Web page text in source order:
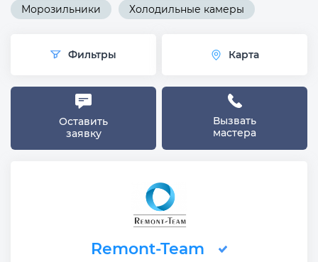
Морозильники Холодильные камеры
Фильтры Карта
Оставить
заявку
Вызвать
мастера
Remont-Team